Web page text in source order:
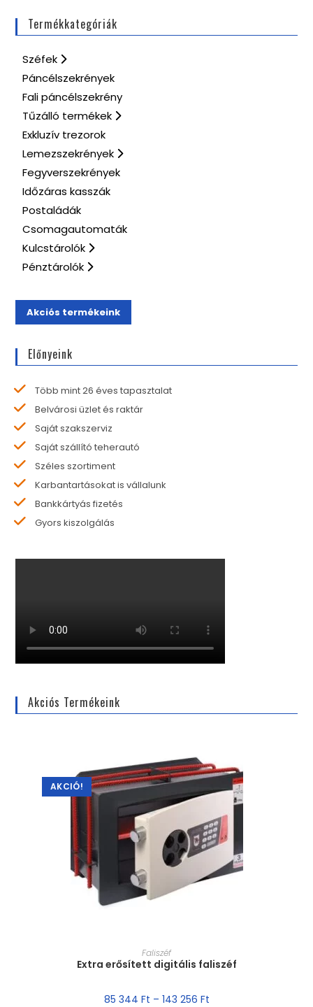
Termékkategóriák
Széfek
Páncélszekrények
Fali páncélszekrény
Tűzálló termékek
Exkluzív trezorok
Lemezszekrények
Fegyverszekrények
Időzáras kasszák
Postaládák
Csomagautomaták
Kulcstárolók
Pénztárolók
Akciós termékeink
Előnyeink
Több mint 26 éves tapasztalat
Belvárosi üzlet és raktár
Saját szakszerviz
Saját szállító teherautó
Széles szortiment
Karbantartásokat is vállalunk
Bankkártyás fizetés
Gyors kiszolgálás
Akciós Termékeink
AKCIÓ!
MÉRET VÁLASZTÁSA
Faliszéf
Extra erősített digitális faliszéf
85 344 Ft – 143 256 Ft